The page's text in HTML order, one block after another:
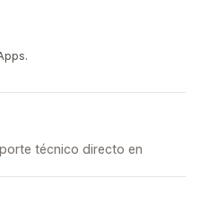
técnico directo en